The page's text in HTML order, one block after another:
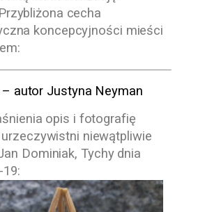
cecha
koncepcyjności mieści
autor Justyna Neyman
opis i fotografię
niewątpliwie
Dominiak, Tychy dnia
19: